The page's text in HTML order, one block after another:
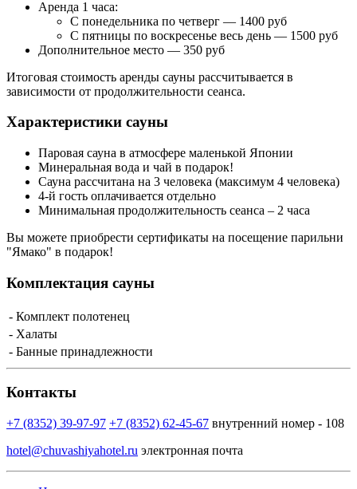
Аренда 1 часа:
C понедельника по четверг — 1400 руб
С пятницы по воскресенье весь день — 1500 руб
Дополнительное место — 350 руб
Итоговая стоимость аренды сауны рассчитывается в
зависимости от продолжительности сеанса.
Характеристики сауны
Паровая сауна в атмосфере маленькой Японии
Минеральная вода и чай в подарок!
Сауна рассчитана на 3 человека (максимум 4 человека)
4-й гость оплачивается отдельно
Минимальная продолжительность сеанса – 2 часа
Вы можете приобрести сертификаты на посещение парильни
"Ямако" в подарок!
Комплектация сауны
- Комплект полотенец
- Халаты
- Банные принадлежности
Контакты
+7 (8352) 39-97-97 +7 (8352) 62-45-67 внутренний номер - 108
hotel@chuvashiyahotel.ru электронная почта